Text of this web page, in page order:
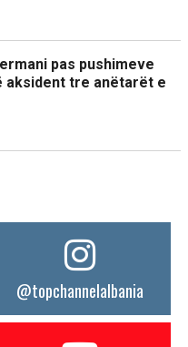
pas pushimeve
aksident tre anëtarët e
@topchannelalbania